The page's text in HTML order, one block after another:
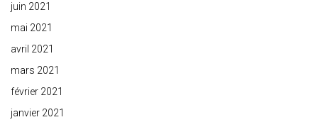
juin 2021
mai 2021
avril 2021
mars 2021
février 2021
janvier 2021